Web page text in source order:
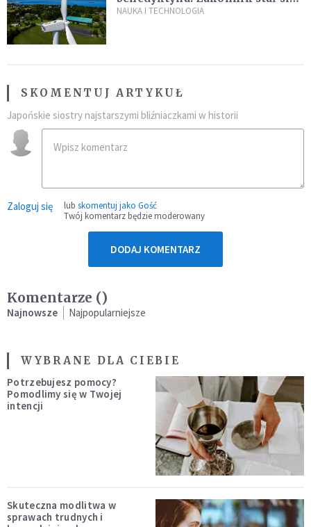
sławny
NAUKA I TECHNOLOGIA
SKOMENTUJ ARTYKUŁ
Japońskie siostry najstarszymi bliźniaczkami w historii
Zaloguj się lub skomentuj jako Gość
Twój komentarz będzie moderowany
DODAJ KOMENTARZ
Komentarze ()
Najnowsze Najpopularniejsze
WYBRANE DLA CIEBIE
Potrzebujesz pomocy?
Pomodlimy się w Twojej
intencji
Skuteczna modlitwa w
sprawach trudnych i